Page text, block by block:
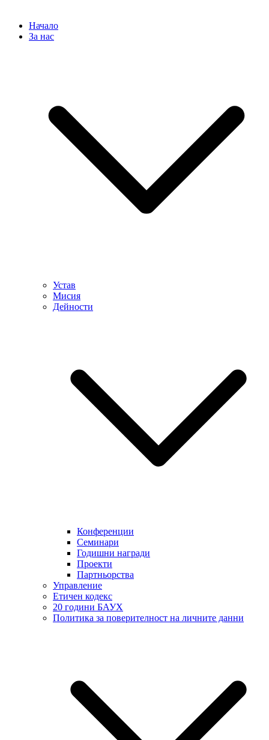
Начало
За нас
Устав
Мисия
Дейности
Конференции
Семинари
Годишни награди
Проекти
Партньорства
Управление
Етичен кодекс
20 години БАУХ
Политика за поверителност на личните данни